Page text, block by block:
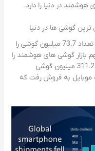
در دنیا را دارد.
گوشی ها در دنیا
شرکت سامسونگ در ماه اول سال 2022 تعداد 73.7 میلیون گوشی را
این شرکت 24درصد سهم بازار گوشی های هوشمند را
در اختیار گرفت. در این بازه زمانی، تعداد 311.2 میلیون گوشی
موبایل به فروش رفت که